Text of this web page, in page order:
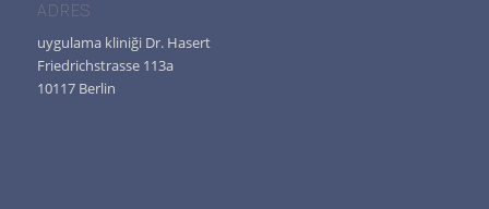
ADRES
uygulama kliniği Dr. Hasert
Friedrichstrasse 113a
10117 Berlin